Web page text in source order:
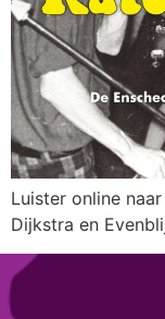
Luister online
Dijkstra en